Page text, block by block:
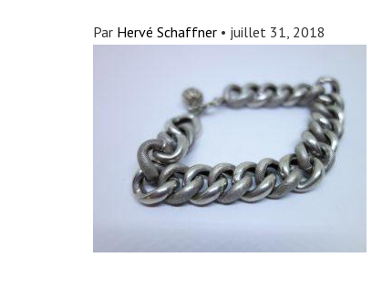
Par Hervé Schaffner • juillet 31, 2018